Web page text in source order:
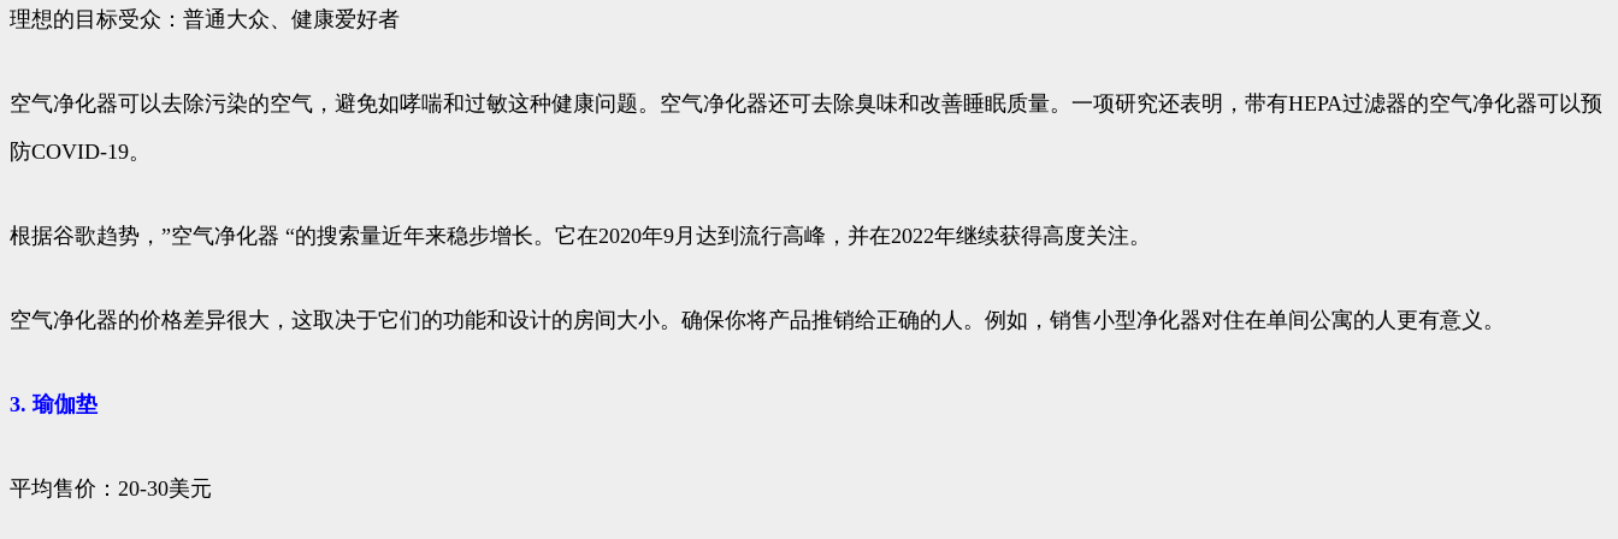
理想的目标受众：普通大众、健康爱好者
空气净化器可以去除污染的空气，避免如哮喘和过敏这种健康问题。空气净化器还可去除臭味和改善睡眠质量。一项研究还表明，带有HEPA过滤器的空气净化器可以预
防COVID-19。
根据谷歌趋势，”空气净化器 “的搜索量近年来稳步增长。它在2020年9月达到流行高峰，并在2022年继续获得高度关注。
空气净化器的价格差异很大，这取决于它们的功能和设计的房间大小。确保你将产品推销给正确的人。例如，销售小型净化器对住在单间公寓的人更有意义。
3. 瑜伽垫
平均售价：20-30美元